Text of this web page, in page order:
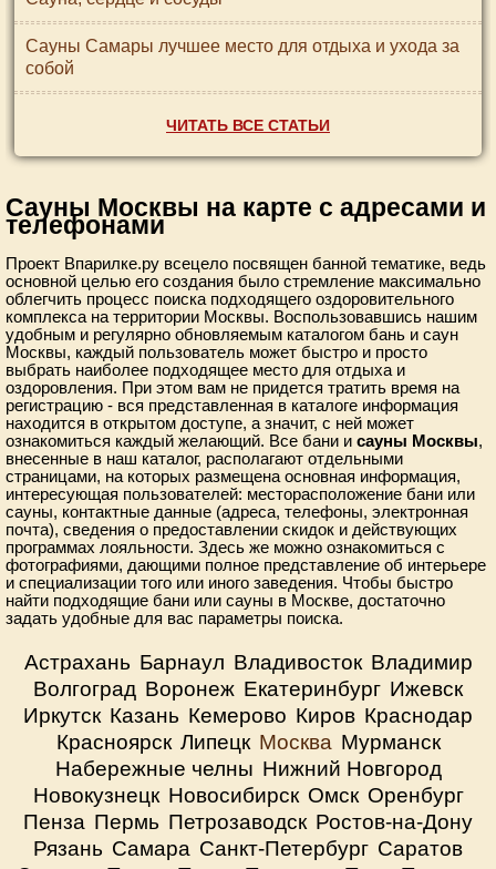
Сауны Самары лучшее место для отдыха и ухода за
собой
ЧИТАТЬ ВСЕ СТАТЬИ
Сауны Москвы на карте с адресами и
телефонами
Проект Впарилке.ру всецело посвящен банной тематике, ведь
основной целью его создания было стремление максимально
облегчить процесс поиска подходящего оздоровительного
комплекса на территории Москвы. Воспользовавшись нашим
удобным и регулярно обновляемым каталогом бань и саун
Москвы, каждый пользователь может быстро и просто
выбрать наиболее подходящее место для отдыха и
оздоровления. При этом вам не придется тратить время на
регистрацию - вся представленная в каталоге информация
находится в открытом доступе, а значит, с ней может
ознакомиться каждый желающий. Все бани и сауны Москвы,
внесенные в наш каталог, располагают отдельными
страницами, на которых размещена основная информация,
интересующая пользователей: месторасположение бани или
сауны, контактные данные (адреса, телефоны, электронная
почта), сведения о предоставлении скидок и действующих
программах лояльности. Здесь же можно ознакомиться с
фотографиями, дающими полное представление об интерьере
и специализации того или иного заведения. Чтобы быстро
найти подходящие бани или сауны в Москве, достаточно
задать удобные для вас параметры поиска.
Астрахань Барнаул Владивосток Владимир
Волгоград Воронеж Екатеринбург Ижевск
Иркутск Казань Кемерово Киров Краснодар
Красноярск Липецк Москва Мурманск
Набережные челны Нижний Новгород
Новокузнецк Новосибирск Омск Оренбург
Пенза Пермь Петрозаводск Ростов-на-Дону
Рязань Самара Санкт-Петербург Саратов